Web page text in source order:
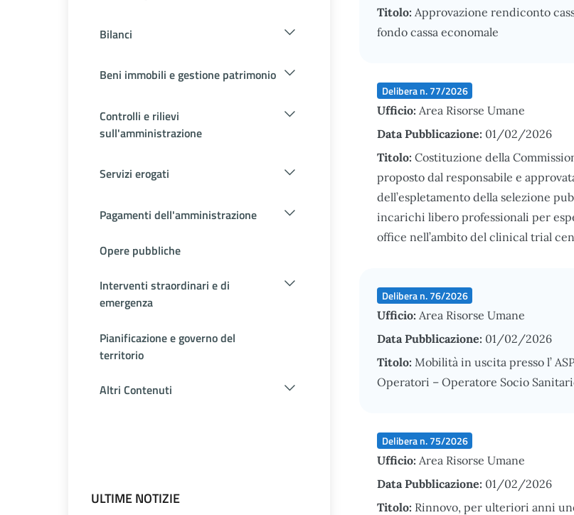
Bilanci
Beni immobili e gestione patrimonio
Controlli e rilievi
sull'amministrazione
Servizi erogati
Pagamenti dell'amministrazione
Opere pubbliche
Interventi straordinari e di
emergenza
Pianificazione e governo del
territorio
Altri Contenuti
ULTIME NOTIZIE
Titolo: Approvazione rendiconto
fondo cassa economale
Delibera n. 77/2026
Ufficio: Area Risorse Umane
Data Pubblicazione: 01/02/2026
Titolo: Costituzione della
proposto dal responsabile e
dell’espletamento della selezione
incarichi libero professionali per
office nell’ambito del clinical trial
Delibera n. 76/2026
Ufficio: Area Risorse Umane
Data Pubblicazione: 01/02/2026
Titolo: Mobilità in uscita presso l’
Operatori – Operatore Socio
Delibera n. 75/2026
Ufficio: Area Risorse Umane
Data Pubblicazione: 01/02/2026
Titolo: Rinnovo, per ulteriori anni